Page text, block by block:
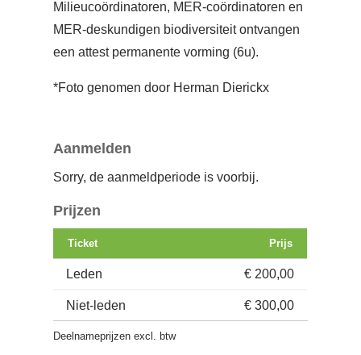
Milieucoördinatoren, MER-coördinatoren en
MER-deskundigen biodiversiteit ontvangen
een attest permanente vorming (6u).
*Foto genomen door Herman Dierickx
Aanmelden
Sorry, de aanmeldperiode is voorbij.
Prijzen
Ticket Prijs
Leden € 200,00
Niet-leden € 300,00
Deelnameprijzen excl. btw